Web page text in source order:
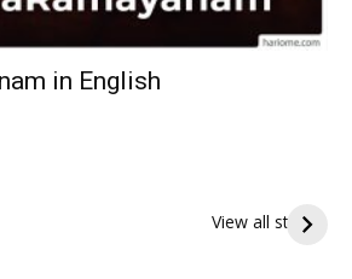
in English
View all stories
ఇంద్రకీలాద్రి గిరి ప్రదక్షిణ